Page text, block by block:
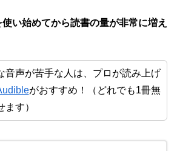
い始めてから読書の量が非常に増え
音声が苦手な人は、プロが読み上げ
がおすすめ！（どれでも1冊無
ます）